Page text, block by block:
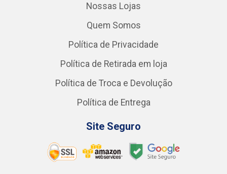
Nossas Lojas
Quem Somos
Política de Privacidade
Política de Retirada em loja
Política de Troca e Devolução
Política de Entrega
Site Seguro